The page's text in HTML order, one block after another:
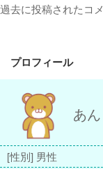
過去に投稿されたコ
プロフィール
あん
[性別] 男性